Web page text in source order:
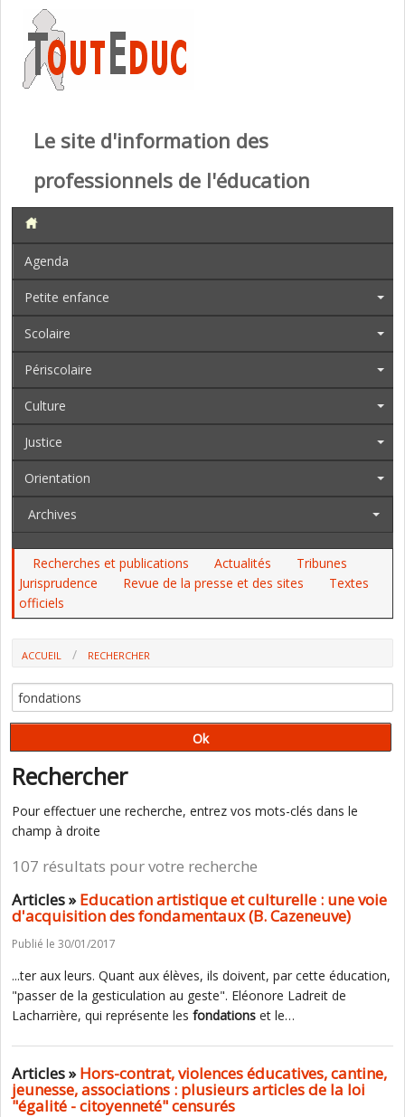
Le site d'information des
professionnels de l'éducation
Agenda
Petite enfance
Scolaire
Périscolaire
Culture
Justice
Orientation
Archives
Recherches et publications Actualités
Tribunes
Jurisprudence
Revue de la presse et des sites
Textes
officiels
ACCUEIL RECHERCHER
Rechercher
Pour effectuer une recherche, entrez vos mots-clés dans le
champ à droite
107 résultats pour votre recherche
Articles »Education artistique et culturelle : une voie
d'acquisition des fondamentaux (B. Cazeneuve)
Publié le 30/01/2017
...ter aux leurs. Quant aux élèves, ils doivent, par cette éducation,
"passer de la gesticulation au geste". Eléonore Ladreit de
Lacharrière, qui représente les fondations et le…
Articles »Hors-contrat, violences éducatives, cantine,
jeunesse, associations : plusieurs articles de la loi
"égalité - citoyenneté" censurés